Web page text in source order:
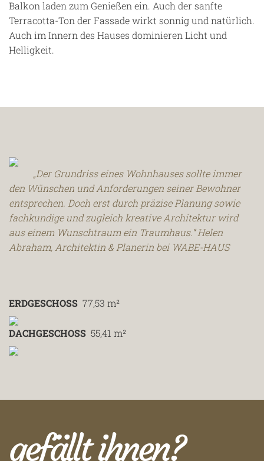
Balkon laden zum Genießen ein. Auch der sanfte
Terracotta-Ton der Fassade wirkt sonnig und natürlich.
Auch im Innern des Hauses dominieren Licht und
Helligkeit.
„Der Grundriss eines Wohnhauses sollte immer
den Wünschen und Anforderungen seiner Bewohner
entsprechen. Doch erst durch präzise Planung sowie
fachkundige und zugleich kreative Architektur wird
aus einem Wunschtraum ein Traumhaus.“ Helen
Abraham, Architektin & Planerin bei WABE-HAUS
ERDGESCHOSS 77,53 m²
DACHGESCHOSS 55,41 m²
gefällt ihnen?